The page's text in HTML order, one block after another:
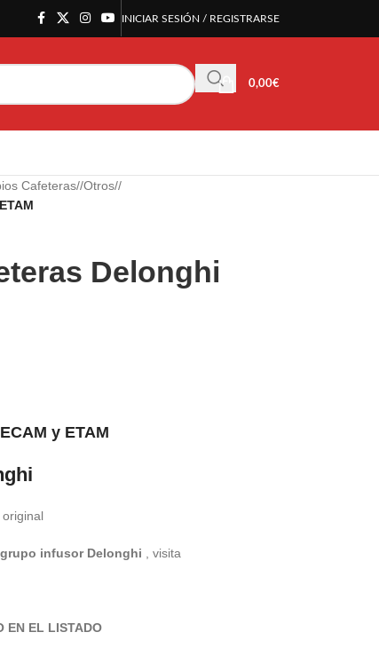
INICIAR SESIÓN / REGISTRARSE
0,00€
Cafeteras/ Otros/
Delonghi
y ETAM
grupo infusor Delonghi , visita
EN EL LISTADO